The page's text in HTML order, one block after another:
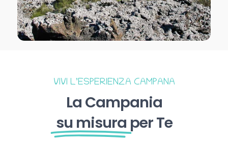
VIVI L’ESPERIENZA CAMPANA
La Campania
su misura per Te